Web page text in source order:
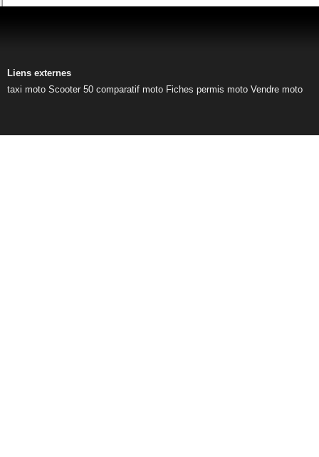
Liens externes
taxi moto Scooter 50 comparatif moto Fiches permis moto Vendre moto